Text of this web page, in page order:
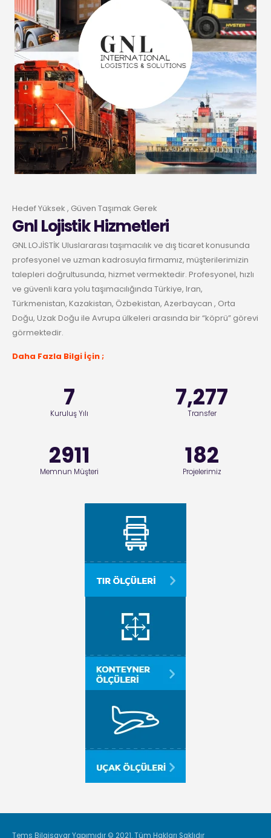
Hedef Yüksek , Güven Taşımak Gerek
Gnl Lojistik Hizmetleri
GNL LOJİSTİK Uluslararası taşımacılık ve dış ticaret konusunda
profesyonel ve uzman kadrosuyla firmamız, müşterilerimizin
talepleri doğrultusunda, hizmet vermektedir. Profesyonel, hızlı
ve güvenli kara yolu taşımacılığında Türkiye, Iran,
Türkmenistan, Kazakistan, Özbekistan, Azerbaycan , Orta
Doğu, Uzak Doğu ile Avrupa ülkeleri arasında bir “köprü” görevi
görmektedir.
Daha Fazla Bilgi İçin ;
8
Kuruluş Yılı
8,555
Transfer
3422
Memnun Müşteri
214
Projelerimiz
Tems Bilgisayar Yapımıdır © 2021. Tüm Hakları Saklıdır